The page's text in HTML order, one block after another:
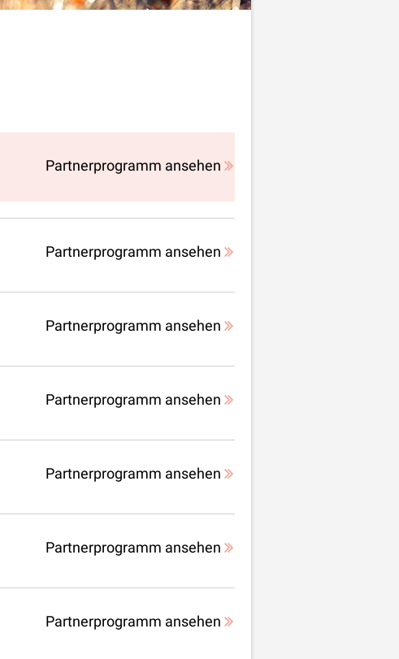
Partnerprogramm ansehen
Partnerprogramm ansehen
Partnerprogramm ansehen
Partnerprogramm ansehen
Partnerprogramm ansehen
Partnerprogramm ansehen
Partnerprogramm ansehen